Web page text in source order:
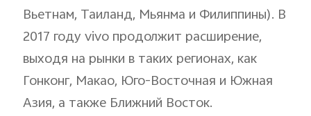
Вьетнам, Таиланд, Мьянма и Филиппины). В
2017 году vivo продолжит расширение,
выходя на рынки в таких регионах, как
Гонконг, Макао, Юго-Восточная и Южная
Азия, а также Ближний Восток.